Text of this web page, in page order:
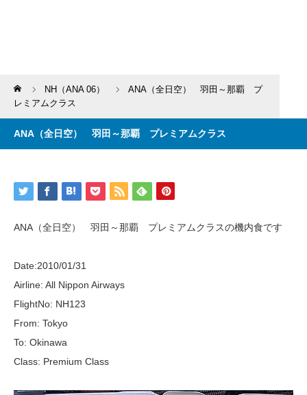
Home NH（ANA 06）
ANA（全日空） 羽田～那覇 プ
レミアムクラス
ANA（全日空） 羽田～那覇 プレミアムクラス
ANA（全日空） 羽田～那覇 プレミアムクラスの機内食です
Date:2010/01/31
Airline: All Nippon Airways
FlightNo: NH123
From: Tokyo
To: Okinawa
Class: Premium Class